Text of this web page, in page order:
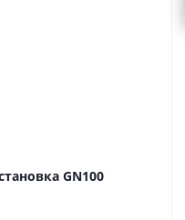
GN100